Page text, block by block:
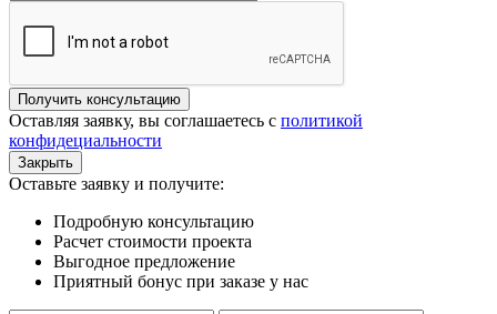
Получить консультацию
Оставляя заявку, вы соглашаетесь с политикой
конфидециальности
Закрыть
Оставьте заявку и получите:
Подробную консультацию
Расчет стоимости проекта
Выгодное предложение
Приятный бонус при заказе у нас